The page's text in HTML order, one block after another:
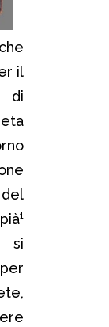
il
di
si